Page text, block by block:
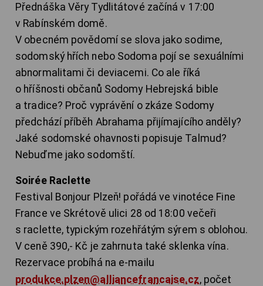
Přednáška Věry Tydlitátové začíná v 17:00
v Rabínském domě.
V obecném povědomí se slova jako sodime,
sodomský hřích nebo Sodoma pojí se sexuálními
abnormalitami či deviacemi. Co ale říká
o hříšnosti občanů Sodomy Hebrejská bible
a tradice? Proč vyprávění o zkáze Sodomy
předchází příběh Abrahama přijímajícího anděly?
Jaké sodomské ohavnosti popisuje Talmud?
Nebuďme jako sodomští.
Soirée Raclette
Festival Bonjour Plzeň! pořádá ve vinotéce Fine
France ve Skrétově ulici 28 od 18:00 večeři
s raclette, typickým rozehřátým sýrem s oblohou.
V ceně 390,- Kč je zahrnuta také sklenka vína.
Rezervace probíhá na e-mailu
produkce.plzen@alliancefrancaise.cz, počet